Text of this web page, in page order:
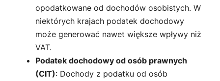
opodatkowane od dochodów osobistych. W
niektórych krajach podatek dochodowy
może generować nawet większe wpływy niż
VAT.
Podatek dochodowy od osób prawnych
(CIT): Dochody z podatku od osób